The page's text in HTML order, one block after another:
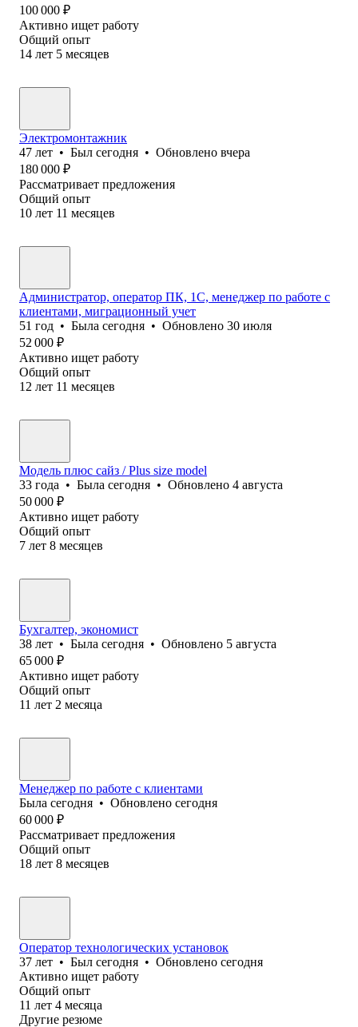
100 000 ₽
Активно ищет работу
Общий опыт
14 лет 5 месяцев
Электромонтажник
47 лет • Был сегодня • Обновлено вчера
180 000 ₽
Рассматривает предложения
Общий опыт
10 лет 11 месяцев
Администратор, оператор ПК, 1С, менеджер по работе с
клиентами, миграционный учет
51 год • Была сегодня • Обновлено 30 июля
52 000 ₽
Активно ищет работу
Общий опыт
12 лет 11 месяцев
Модель плюс сайз / Plus size model
33 года • Была сегодня • Обновлено 4 августа
50 000 ₽
Активно ищет работу
Общий опыт
7 лет 8 месяцев
Бухгалтер, экономист
38 лет • Была сегодня • Обновлено 5 августа
65 000 ₽
Активно ищет работу
Общий опыт
11 лет 2 месяца
Менеджер по работе с клиентами
Была сегодня • Обновлено сегодня
60 000 ₽
Рассматривает предложения
Общий опыт
18 лет 8 месяцев
Оператор технологических установок
37 лет • Был сегодня • Обновлено сегодня
Активно ищет работу
Общий опыт
11 лет 4 месяца
Другие резюме